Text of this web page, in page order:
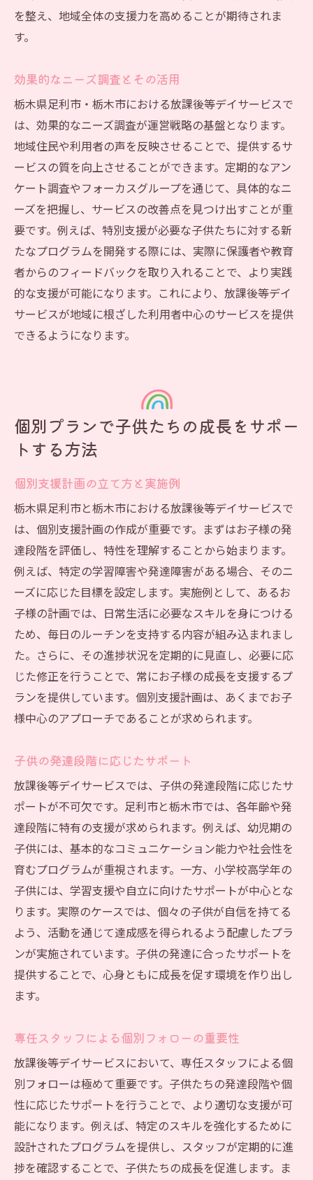
を整え、地域全体の支援力を高めることが期待されま
す。
効果的なニーズ調査とその活用
栃木県足利市・栃木市における放課後等デイサービスで
は、効果的なニーズ調査が運営戦略の基盤となります。
地域住民や利用者の声を反映させることで、提供するサ
ービスの質を向上させることができます。定期的なアン
ケート調査やフォーカスグループを通じて、具体的なニ
ーズを把握し、サービスの改善点を見つけ出すことが重
要です。例えば、特別支援が必要な子供たちに対する新
たなプログラムを開発する際には、実際に保護者や教育
者からのフィードバックを取り入れることで、より実践
的な支援が可能になります。これにより、放課後等デイ
サービスが地域に根ざした利用者中心のサービスを提供
できるようになります。
個別プランで子供たちの成長をサポー
トする方法
個別支援計画の立て方と実施例
栃木県足利市と栃木市における放課後等デイサービスで
は、個別支援計画の作成が重要です。まずはお子様の発
達段階を評価し、特性を理解することから始まります。
例えば、特定の学習障害や発達障害がある場合、そのニ
ーズに応じた目標を設定します。実施例として、あるお
子様の計画では、日常生活に必要なスキルを身につける
ため、毎日のルーチンを支持する内容が組み込まれまし
た。さらに、その進捗状況を定期的に見直し、必要に応
じた修正を行うことで、常にお子様の成長を支援するプ
ランを提供しています。個別支援計画は、あくまでお子
様中心のアプローチであることが求められます。
子供の発達段階に応じたサポート
放課後等デイサービスでは、子供の発達段階に応じたサ
ポートが不可欠です。足利市と栃木市では、各年齢や発
達段階に特有の支援が求められます。例えば、幼児期の
子供には、基本的なコミュニケーション能力や社会性を
育むプログラムが重視されます。一方、小学校高学年の
子供には、学習支援や自立に向けたサポートが中心とな
ります。実際のケースでは、個々の子供が自信を持てる
よう、活動を通じて達成感を得られるよう配慮したプラ
ンが実施されています。子供の発達に合ったサポートを
提供することで、心身ともに成長を促す環境を作り出し
ます。
専任スタッフによる個別フォローの重要性
放課後等デイサービスにおいて、専任スタッフによる個
別フォローは極めて重要です。子供たちの発達段階や個
性に応じたサポートを行うことで、より適切な支援が可
能になります。例えば、特定のスキルを強化するために
設計されたプログラムを提供し、スタッフが定期的に進
捗を確認することで、子供たちの成長を促進します。ま